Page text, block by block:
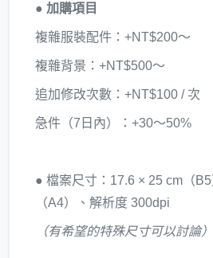
● 加購項目
複雜服裝配件：+NT$200～
複雜背景：+NT$500～
追加修改次數：+NT$100 / 次
急件（7日內）：+30～50%
● 檔案尺寸：17.6 × 25 cm（
（A4）、解析度 300dpi
（有希望的特殊尺寸可以討論）